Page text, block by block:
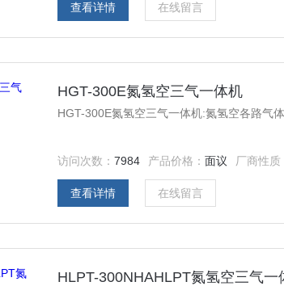
查看详情 在线留言
HGT-300E氮氢空三气一体机
HGT-300E氮氢空三气一体机:氮氢空各路气
访问次数：7984 产品价格：面议 厂商性质
查看详情 在线留言
HLPT-300NHAHLPT氮氢空三气一